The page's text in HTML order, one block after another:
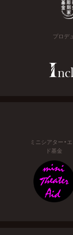
プロデ
ミニシアター・
ド基金